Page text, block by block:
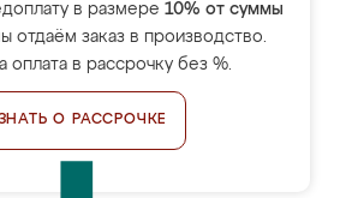
в размере 10% от суммы
отдаём заказ в производство.
оплата в рассрочку без %.
О РАССРОЧКЕ